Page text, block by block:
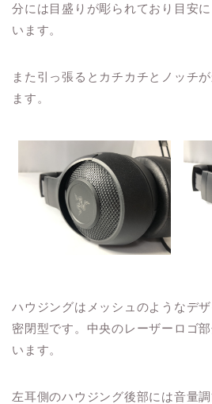
分には目盛りが彫られており目安
います。
また引っ張るとカチカチとノッチ
ます。
ハウジングはメッシュのようなデ
密閉型です。中央のレーザーロゴ
います。
左耳側のハウジング後部には音量